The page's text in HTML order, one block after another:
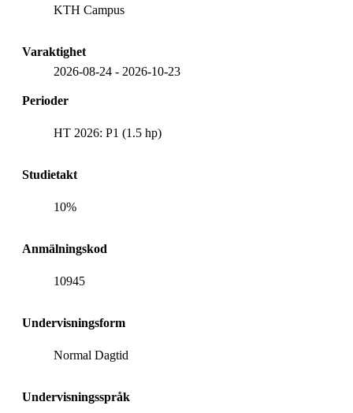
KTH Campus
Varaktighet
2026-08-24 - 2026-10-23
Perioder
HT 2026: P1 (1.5 hp)
Studietakt
10%
Anmälningskod
10945
Undervisningsform
Normal Dagtid
Undervisningsspråk